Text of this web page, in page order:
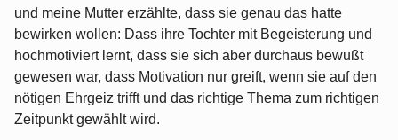
und meine Mutter erzählte, dass sie genau das hatte
bewirken wollen: Dass ihre Tochter mit Begeisterung und
hochmotiviert lernt, dass sie sich aber durchaus bewußt
gewesen war, dass Motivation nur greift, wenn sie auf den
nötigen Ehrgeiz trifft und das richtige Thema zum richtigen
Zeitpunkt gewählt wird.